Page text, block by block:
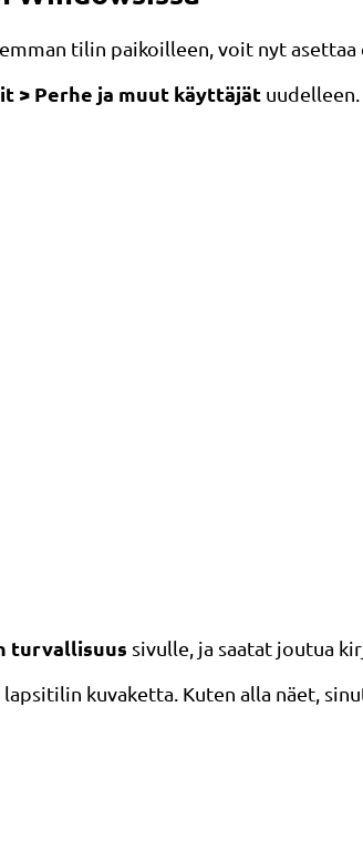
tilin paikoilleen, voit nyt
> Perhe ja muut käyttäjät
turvallisuus sivulle, ja saatat joutua
kuvaketta. Kuten alla näet,